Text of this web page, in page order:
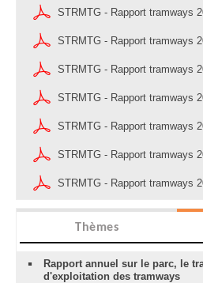
STRMTG - Rapport tramways
STRMTG - Rapport tramways
STRMTG - Rapport tramways
STRMTG - Rapport tramways
STRMTG - Rapport tramways
STRMTG - Rapport tramways
STRMTG - Rapport tramways
Thèmes
Rapport annuel sur le parc, le
d'exploitation des tramways